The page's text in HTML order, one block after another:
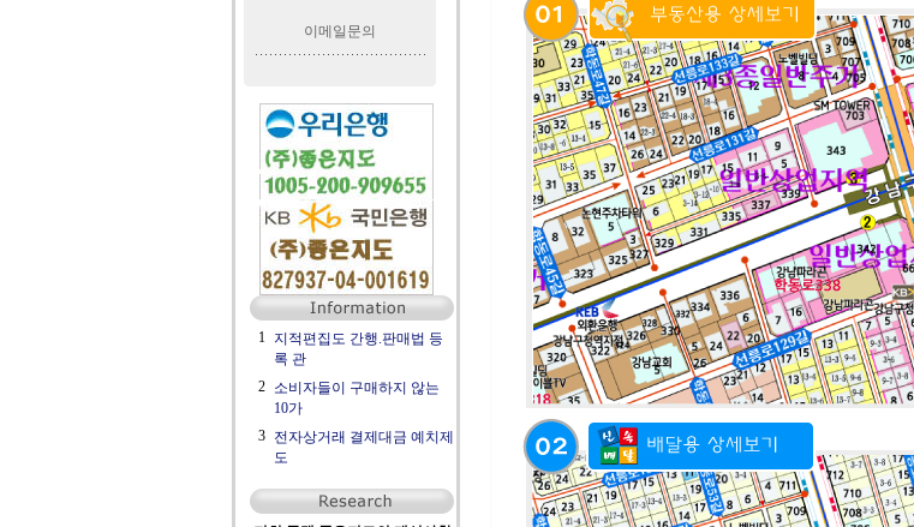
이메일문의
1 지적편집도 간행.판매법 등
록 관
2 소비자들이 구매하지 않는
10가
3 전자상거래 결제대금 예치제
도